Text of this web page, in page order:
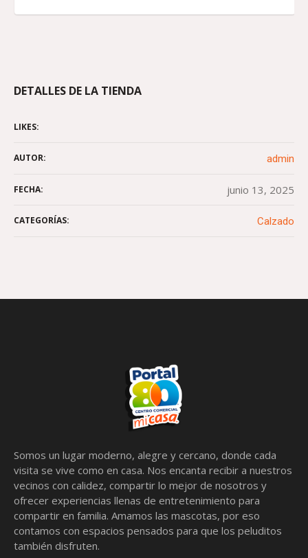
DETALLES DE LA TIENDA
LIKES:
AUTOR: admin
FECHA: junio 13, 2025
CATEGORÍAS: Calzado
Somos un lugar moderno, alegre y cercano, donde cada
visita se vive como en casa. Nos encanta recibir a nuestros
vecinos con calidez, compartir lo mejor de nosotros y
ofrecer experiencias llenas de entretenimiento para
compartir en familia. Amamos las mascotas, por eso
contamos con espacios pensados para que los peluditos
también disfruten.